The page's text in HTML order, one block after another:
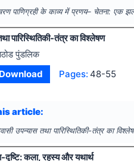
पाणिग्रही के काव्य में प्रणय– चेतना: एक
पारिस्थितिकी-तंत्र का विश्लेषण
पुंडलिक
Download Pages: 48-55
article:
उपन्यास तथा पारिस्थितिकी-तंत्र का
कला, रहस्य और यथार्थ